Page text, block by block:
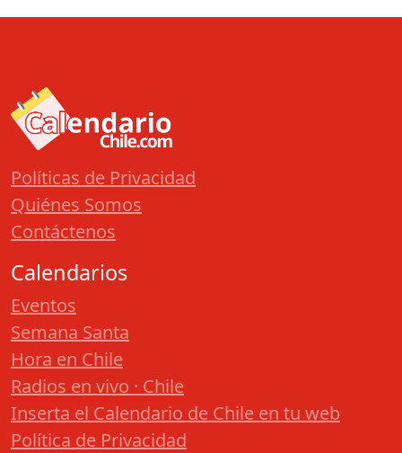
Políticas de Privacidad
Quiénes Somos
Contáctenos
Calendarios
Eventos
Semana Santa
Hora en Chile
Radios en vivo · Chile
Inserta el Calendario de Chile en tu web
Política de Privacidad